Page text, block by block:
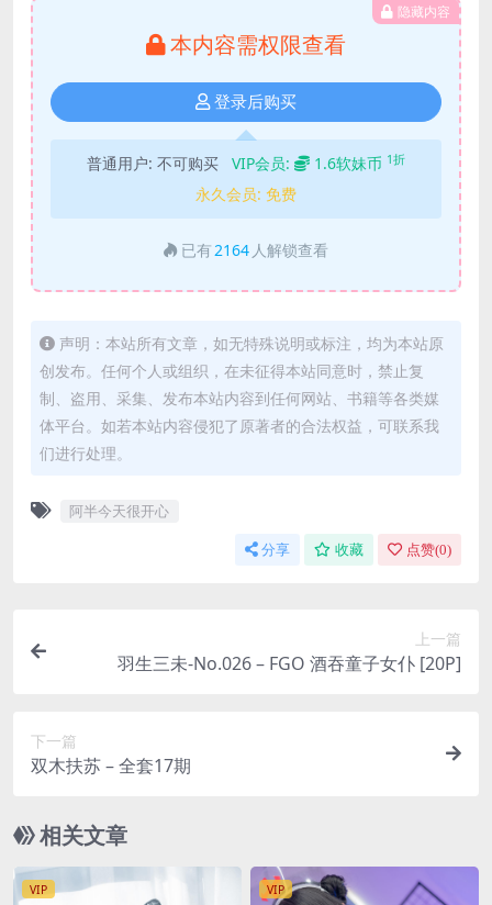
隐藏内容
本内容需权限查看
登录后购买
普通用户: 不可购买 VIP会员: 1.6软妹币 1折
永久会员: 免费
已有2164 人解锁查看
声明：本站所有文章，如无特殊说明或标注，均为本站原
创发布。任何个人或组织，在未征得本站同意时，禁止复
制、盗用、采集、发布本站内容到任何网站、书籍等各类媒
体平台。如若本站内容侵犯了原著者的合法权益，可联系我
们进行处理。
阿半今天很开心
分享 收藏 点赞(0)
上一篇
羽生三未-No.026 – FGO 酒吞童子女仆 [20P]
下一篇
双木扶苏 – 全套17期
相关文章
VIP VIP